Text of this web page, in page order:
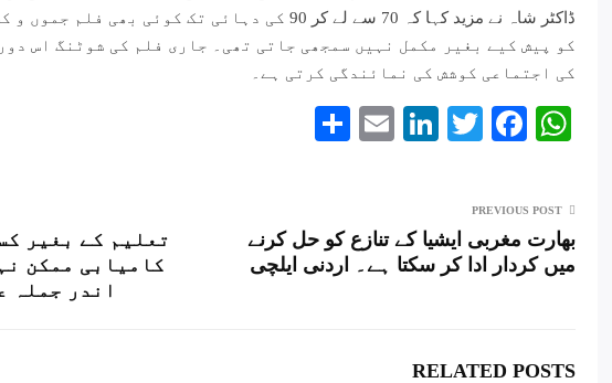
ڈاکٹر شاہ نے مزید کہا کہ 70 سے لے کر 90 کی دہائی تک کوئی بھی
کو پیش کیے بغیر مکمل نہیں سمجھی جاتی تھی۔ جاری فلم کی شوٹنگ اس
کی اجتماعی کوشش کی نمائندگی کرتی ہے۔
W
A
pp
Fa
ok
T
r
Li
In
E
PREVIOUS POST
بھارت مغربی ایشیا کے تنازع کو حل کرنے
میں کردار ادا کر سکتا ہے۔ اردنی ایلچی
تعلیم کے بغیر
کامیابی ممکن
اندر جملہ
RELATED POSTS